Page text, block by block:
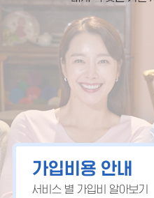
가입비용 안내
서비스 별 가입비 알아보기